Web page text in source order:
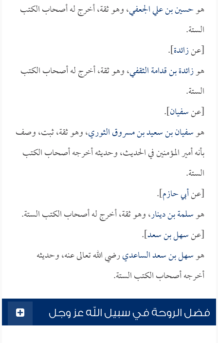
هوحسين بن علي الجعفي، وهو ثقة، أخرج له أصحاب الكتب
الستة.
[عنزائدة].
هوزائدة بن قدامة الثقفي، وهو ثقة، أخرج له أصحاب الكتب
الستة.
[عنسفيان].
هوسفيان بن سعيد بن مسروق الثوري، وهو ثقة، ثبت، وصف
بأنه أمير المؤمنين في الحديث، وحديثه أخرجه أصحاب الكتب
الستة.
[عنأبي حازم].
هوسلمة بن دينار، وهو ثقة، أخرج له أصحاب الكتب الستة.
[عنسهل بن سعد].
هوسهل بن سعد الساعديرضي الله تعالى عنه، وحديثه
أخرجه أصحاب الكتب الستة.
فضل الروحة في سبيل الله عز وجل